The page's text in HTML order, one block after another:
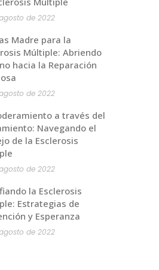
de 2022
Madre para la
Múltiple: Abriendo
hacia la Reparación
de 2022
a través del
Navegando el
de la Esclerosis
de 2022
la Esclerosis
Estrategias de
y Esperanza
de 2022